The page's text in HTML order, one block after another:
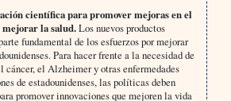
científica para promover mejoras en el
mejorar la salud.Los nuevos productos
fundamental de los esfuerzos por mejorar
Para hacer frente a la necesidad de
cáncer, el Alzheimer y otras enfermedades
de estadounidenses, las políticas deben
promover innovaciones que mejoren la vida